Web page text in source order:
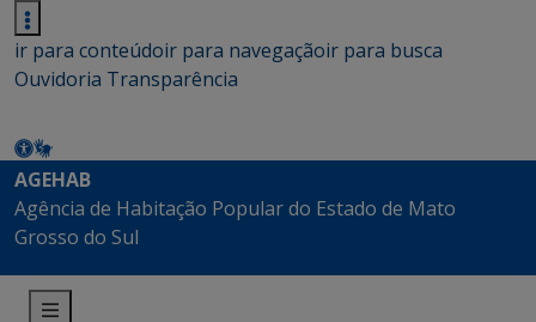
ir para conteúdoir para navegaçãoir para busca
Ouvidoria Transparência
AGEHAB
Agência de Habitação Popular do Estado de Mato
Grosso do Sul